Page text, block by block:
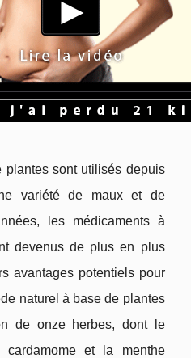
plantes sont utilisés depuis
variété de maux et de
les médicaments à
devenus de plus en plus
avantages potentiels pour
naturel à base de plantes
de onze herbes, dont le
et la menthe